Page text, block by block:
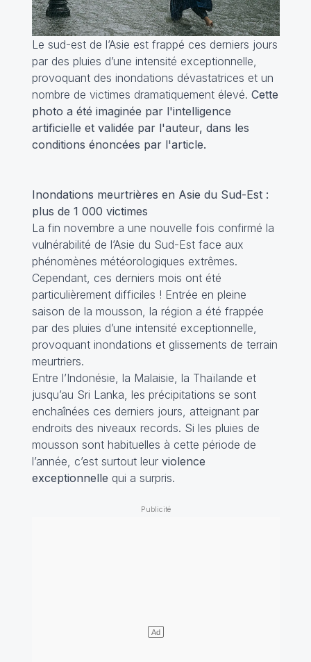
Le sud-est de l’Asie est frappé ces derniers jours
par des pluies d’une intensité exceptionnelle,
provoquant des inondations dévastatrices et un
nombre de victimes dramatiquement élevé. Cette
photo a été imaginée par l'intelligence
artificielle et validée par l'auteur, dans les
conditions énoncées par l'article.
Inondations meurtrières en Asie du Sud-Est :
plus de 1 000 victimes
La fin novembre a une nouvelle fois confirmé la
vulnérabilité de l’Asie du Sud-Est face aux
phénomènes météorologiques extrêmes.
Cependant, ces derniers mois ont été
particulièrement difficiles ! Entrée en pleine
saison de la mousson, la région a été frappée
par des pluies d’une intensité exceptionnelle,
provoquant inondations et glissements de terrain
meurtriers.
Entre l’Indonésie, la Malaisie, la Thaïlande et
jusqu’au Sri Lanka, les précipitations se sont
enchaînées ces derniers jours, atteignant par
endroits des niveaux records. Si les pluies de
mousson sont habituelles à cette période de
l’année, c’est surtout leur violence
exceptionnelle qui a surpris.